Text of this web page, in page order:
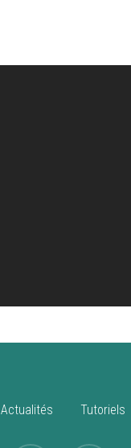
Actualités Tutoriels